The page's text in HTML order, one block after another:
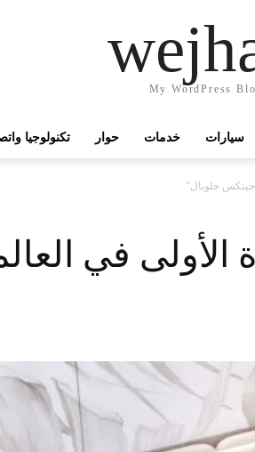
My WordPress
تكنولوجيا حوار خدمات سيارات
جلوبال”
الأولى في